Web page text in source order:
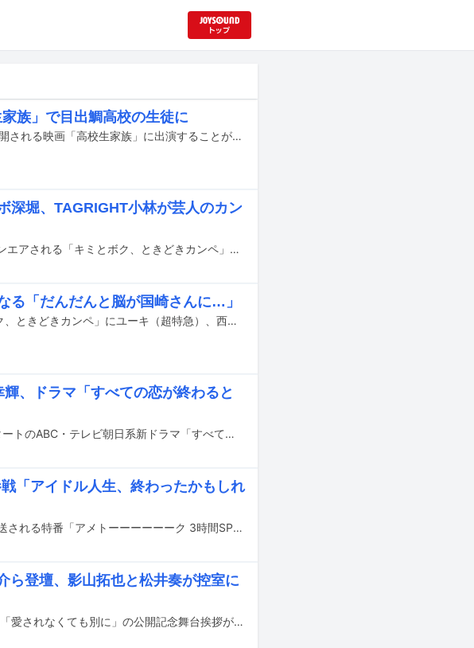
族」で目出鯛高校の生徒に
木村柾哉（INI）、なえなのらが2027年1月8日より全国公開される映画「高校生家族」に出演することが発表された。
深堀、TAGRIGHT小林が芸人のカン
本日3月28日25:30よりテレビ朝日（関東ローカル）でオンエアされる「キミとボク、ときどきカンペ」に、タカシ（超特急）、深堀未来（BALLISTIK BOYZ）、小林大悟（TAGRIGHT）が出演する。
る「だんだんと脳が国崎さんに…」
本日10月30日深夜にテレビ朝日で放送される「キミとボク、ときどきカンペ」にユーキ（超特急）、西山智樹、前田大輔が出演する。
、ドラマ「すべての恋が終わると
葵わかなと神尾楓珠がダブル主演を務める、10月12日スタートのABC・テレビ朝日系新ドラマ「すべての恋が終わるとしても」に、メインキャストとして藤原丈一郎（なにわ男子）、本田望結、山下幸輝（WILD BLUE）、大塚萌香、白洲迅、市川由衣が出演することが決定した。
「アイドル人生、終わったかもしれ
大西流星（なにわ男子）が、7月10日にテレビ朝日系で放送される特番「アメトーーーーーーク 3時間SP」に出演する。
ら登壇、影山拓也と松井奏が控室に
本日7月5日に東京・新宿ピカデリー スクリーン1で、映画「愛されなくても別に」の公開記念舞台挨拶が行われ、南沙良、馬場ふみか、本田望結、基俊介（IMP.）、井樫彩監督が登壇した。